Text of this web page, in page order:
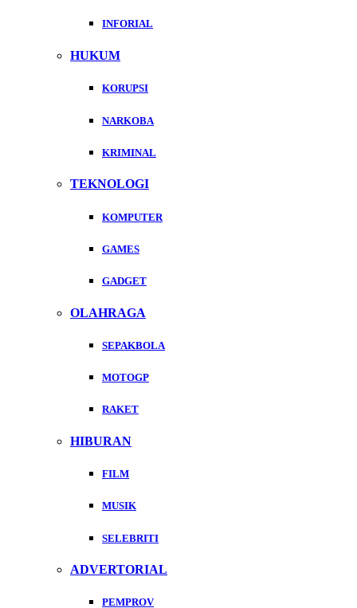
INFORIAL
HUKUM
KORUPSI
NARKOBA
KRIMINAL
TEKNOLOGI
KOMPUTER
GAMES
GADGET
OLAHRAGA
SEPAKBOLA
MOTOGP
RAKET
HIBURAN
FILM
MUSIK
SELEBRITI
ADVERTORIAL
PEMPROV